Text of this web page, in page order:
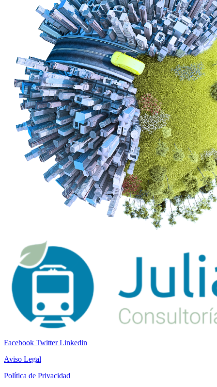
Facebook Twitter Linkedin
Aviso Legal
Política de Privacidad